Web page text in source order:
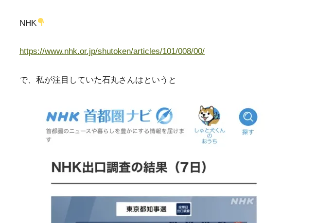
NHK
https://www.nhk.or.jp/shutoken/articles/101/008/00/
で、私が注目していた石丸さんはというと